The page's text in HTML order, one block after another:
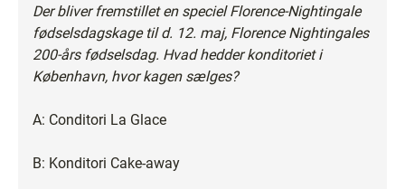
Der bliver fremstillet en speciel Florence-Nightingale
fødselsdagskage til d. 12. maj, Florence Nightingales
200-års fødselsdag. Hvad hedder konditoriet i
København, hvor kagen sælges?
A: Conditori La Glace
B: Konditori Cake-away